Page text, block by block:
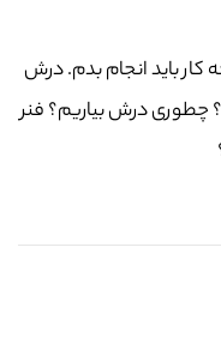
باید انجام بدم. درش
چطوری درش بیاریم؟ فنر